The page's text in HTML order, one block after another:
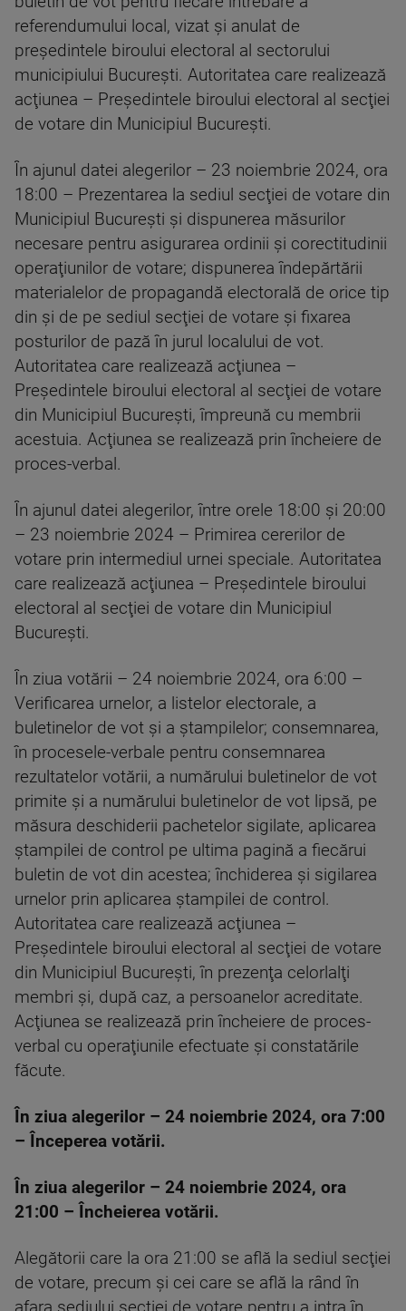
referendumului local, vizat şi anulat de
preşedintele biroului electoral al sectorului
municipiului Bucureşti. Autoritatea care realizează
acţiunea – Preşedintele biroului electoral al secţiei
de votare din Municipiul Bucureşti.
În ajunul datei alegerilor – 23 noiembrie 2024, ora
18:00 – Prezentarea la sediul secţiei de votare din
Municipiul Bucureşti şi dispunerea măsurilor
necesare pentru asigurarea ordinii şi corectitudinii
operaţiunilor de votare; dispunerea îndepărtării
materialelor de propagandă electorală de orice tip
din şi de pe sediul secţiei de votare şi fixarea
posturilor de pază în jurul localului de vot.
Autoritatea care realizează acţiunea –
Preşedintele biroului electoral al secţiei de votare
din Municipiul Bucureşti, împreună cu membrii
acestuia. Acţiunea se realizează prin încheiere de
proces-verbal.
În ajunul datei alegerilor, între orele 18:00 şi 20:00
– 23 noiembrie 2024 – Primirea cererilor de
votare prin intermediul urnei speciale. Autoritatea
care realizează acţiunea – Preşedintele biroului
electoral al secţiei de votare din Municipiul
Bucureşti.
În ziua votării – 24 noiembrie 2024, ora 6:00 –
Verificarea urnelor, a listelor electorale, a
buletinelor de vot şi a ştampilelor; consemnarea,
în procesele-verbale pentru consemnarea
rezultatelor votării, a numărului buletinelor de vot
primite şi a numărului buletinelor de vot lipsă, pe
măsura deschiderii pachetelor sigilate, aplicarea
ştampilei de control pe ultima pagină a fiecărui
buletin de vot din acestea; închiderea şi sigilarea
urnelor prin aplicarea ştampilei de control.
Autoritatea care realizează acţiunea –
Preşedintele biroului electoral al secţiei de votare
din Municipiul Bucureşti, în prezenţa celorlalţi
membri şi, după caz, a persoanelor acreditate.
Acţiunea se realizează prin încheiere de proces-
verbal cu operaţiunile efectuate şi constatările
făcute.
În ziua alegerilor – 24 noiembrie 2024, ora 7:00
– Începerea votării.
În ziua alegerilor – 24 noiembrie 2024, ora
21:00 – Încheierea votării.
Alegătorii care la ora 21:00 se află la sediul secţiei
de votare, precum şi cei care se află la rând în